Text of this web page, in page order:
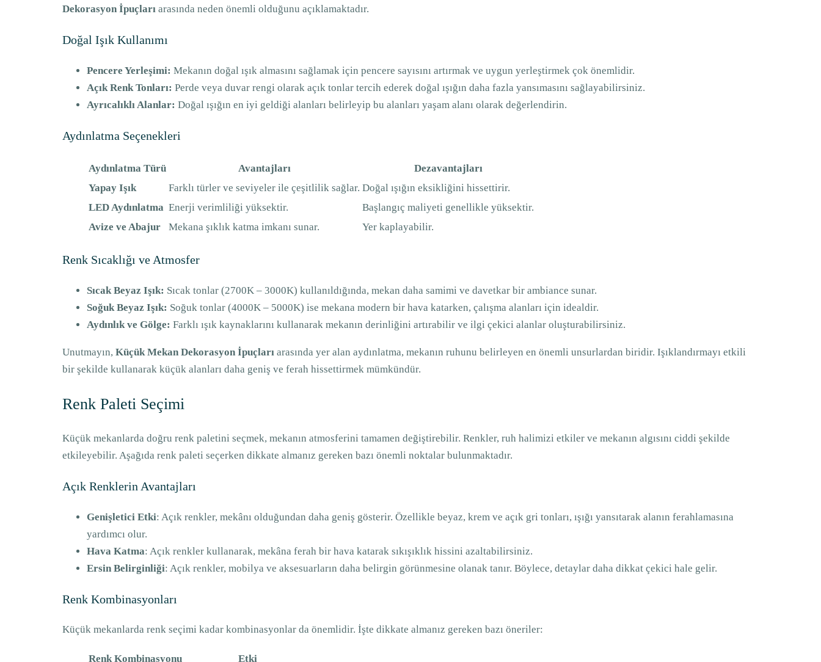
Dekorasyon İpuçları arasında neden önemli olduğunu açıklamaktadır.
Doğal Işık Kullanımı
Pencere Yerleşimi: Mekanın doğal ışık almasını sağlamak için pencere sayısını artırmak ve uygun yerleştirmek çok önemlidir.
Açık Renk Tonları: Perde veya duvar rengi olarak açık tonlar tercih ederek doğal ışığın daha fazla yansımasını sağlayabilirsiniz.
Ayrıcalıklı Alanlar: Doğal ışığın en iyi geldiği alanları belirleyip bu alanları yaşam alanı olarak değerlendirin.
Aydınlatma Seçenekleri
Aydınlatma Türü Avantajları
Dezavantajları
Yapay Işık
Farklı türler ve seviyeler ile çeşitlilik sağlar. Doğal ışığın eksikliğini hissettirir.
LED Aydınlatma Enerji verimliliği yüksektir.
Başlangıç maliyeti genellikle yüksektir.
Avize ve Abajur
Mekana şıklık katma imkanı sunar. Yer kaplayabilir.
Renk Sıcaklığı ve Atmosfer
Sıcak Beyaz Işık: Sıcak tonlar (2700K – 3000K) kullanıldığında, mekan daha samimi ve davetkar bir ambiance sunar.
Soğuk Beyaz Işık: Soğuk tonlar (4000K – 5000K) ise mekana modern bir hava katarken, çalışma alanları için idealdir.
Aydınlık ve Gölge: Farklı ışık kaynaklarını kullanarak mekanın derinliğini artırabilir ve ilgi çekici alanlar oluşturabilirsiniz.
Unutmayın, Küçük Mekan Dekorasyon İpuçları arasında yer alan aydınlatma, mekanın ruhunu belirleyen en önemli unsurlardan biridir. Işıklandırmayı etkili
bir şekilde kullanarak küçük alanları daha geniş ve ferah hissettirmek mümkündür.
Renk Paleti Seçimi
Küçük mekanlarda doğru renk paletini seçmek, mekanın atmosferini tamamen değiştirebilir. Renkler, ruh halimizi etkiler ve mekanın algısını ciddi şekilde
etkileyebilir. Aşağıda renk paleti seçerken dikkate almanız gereken bazı önemli noktalar bulunmaktadır.
Açık Renklerin Avantajları
Genişletici Etki: Açık renkler, mekânı olduğundan daha geniş gösterir. Özellikle beyaz, krem ve açık gri tonları, ışığı yansıtarak alanın ferahlamasına
yardımcı olur.
Hava Katma: Açık renkler kullanarak, mekâna ferah bir hava katarak sıkışıklık hissini azaltabilirsiniz.
Ersin Belirginliği: Açık renkler, mobilya ve aksesuarların daha belirgin görünmesine olanak tanır. Böylece, detaylar daha dikkat çekici hale gelir.
Renk Kombinasyonları
Küçük mekanlarda renk seçimi kadar kombinasyonlar da önemlidir. İşte dikkate almanız gereken bazı öneriler:
Renk Kombinasyonu
Etki